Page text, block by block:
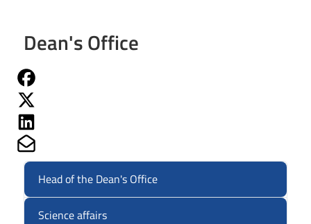
Dean's Office
Head of the Dean's Office
Science affairs